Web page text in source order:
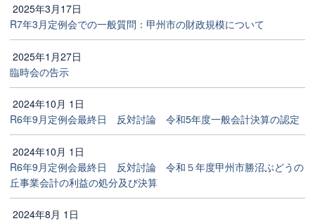
2025年3月17日
R7年3月定例会での一般質問：甲州市の財政規模について
2025年1月27日
臨時会の告示
2024年10月 1日
R6年9月定例会最終日 反対討論 令和5年度一般会計決算の認定
2024年10月 1日
R6年9月定例会最終日 反対討論 令和５年度甲州市勝沼ぶどうの
丘事業会計の利益の処分及び決算
2024年8月 1日